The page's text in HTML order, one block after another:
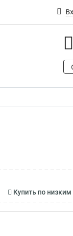
Купить по